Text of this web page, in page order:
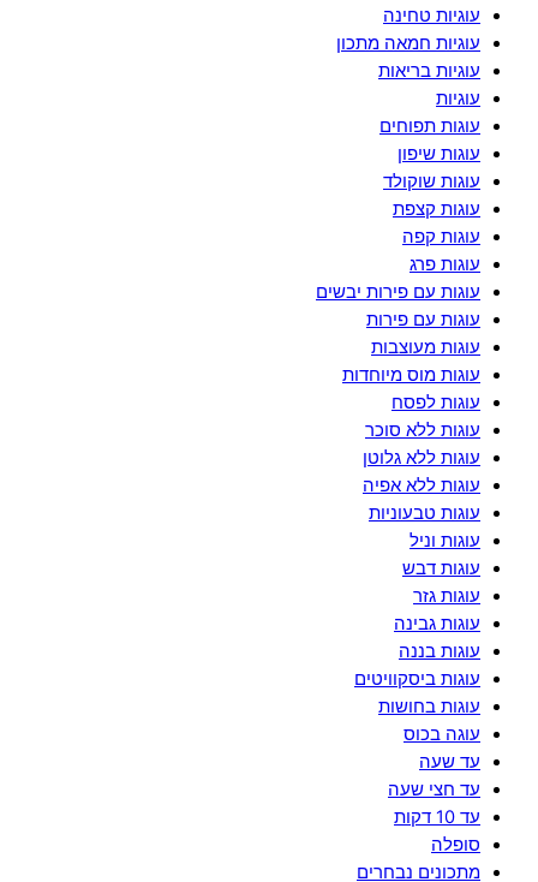
עוגיות טחינה
עוגיות חמאה מתכון
עוגיות בריאות
עוגיות
עוגות תפוחים
עוגות שיפון
עוגות שוקולד
עוגות קצפת
עוגות קפה
עוגות פרג
עוגות עם פירות יבשים
עוגות עם פירות
עוגות מעוצבות
עוגות מוס מיוחדות
עוגות לפסח
עוגות ללא סוכר
עוגות ללא גלוטן
עוגות ללא אפיה
עוגות טבעוניות
עוגות וניל
עוגות דבש
עוגות גזר
עוגות גבינה
עוגות בננה
עוגות ביסקוויטים
עוגות בחושות
עוגה בכוס
עד שעה
עד חצי שעה
עד 10 דקות
סופלה
מתכונים נבחרים